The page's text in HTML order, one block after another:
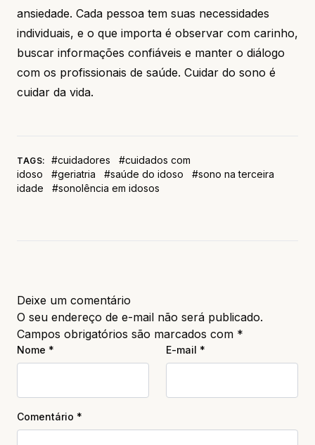
ansiedade. Cada pessoa tem suas necessidades
individuais, e o que importa é observar com carinho,
buscar informações confiáveis e manter o diálogo
com os profissionais de saúde. Cuidar do sono é
cuidar da vida.
TAGS: #cuidadores
#cuidados com
idoso
#geriatria #saúde do idoso
#sono na terceira
idade
#sonolência em idosos
Deixe um comentário
O seu endereço de e-mail não será publicado.
Campos obrigatórios são marcados com *
Nome * E-mail *
Comentário *